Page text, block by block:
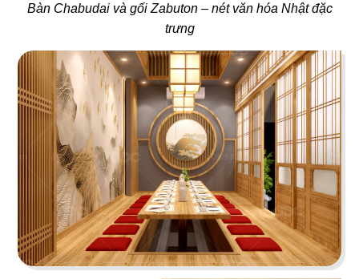
Bàn Chabudai và gối Zabuton – nét văn hóa Nhật đặc
trưng
37
FLYFOOD
Nhà hàng Việt
38
DON CHICKEN
Gà rán Hàn Quốc
39
BAMBODA POCHA
Quán nhậu Hàn
40
7 GÀ
Nhà hàng Việt